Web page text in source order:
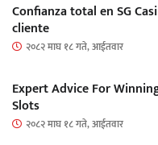
Confianza total en SG
cliente
२०८२ माघ १८ गते, आईतवार
Expert Advice For
Slots
२०८२ माघ १८ गते, आईतवार